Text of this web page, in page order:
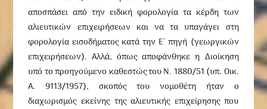
αποσπάσει από την ειδική φορολογία τα κέρδη των
αλιευτικών επιχειρήσεων και να τα υπαγάγει στη
φορολογία εισοδήματος κατά την E΄ πηγή (γεωργικών
επιχειρήσεων). Aλλά, όπως αποφάνθηκε η Διοίκηση
υπό το προηγούμενο καθεστώς του N. 1880/51 (υπ. Oικ.
A. 9113/1957), σκοπός του νομοθέτη ήταν ο
διαχωρισμός εκείνης της αλιευτικής επιχείρησης που